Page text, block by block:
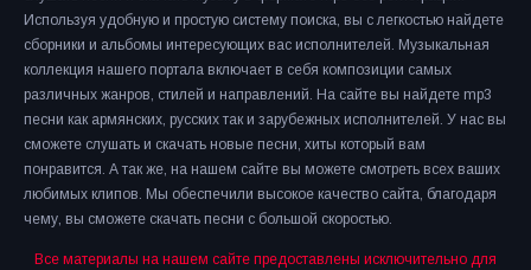
Используя удобную и простую систему поиска, вы с легкостью найдете
сборники и альбомы интересующих вас исполнителей. Музыкальная
коллекция нашего портала включает в себя композиции самых
различных жанров, стилей и направлений. На сайте вы найдете mp3
песни как армянских, русских так и зарубежных исполнителей. У нас вы
сможете слушать и скачать новые песни, хиты который вам
понравится. А так же, на нашем сайте вы можете смотреть всех ваших
любимых клипов. Мы обеспечили высокое качество сайта, благодаря
чему, вы сможете скачать песни с большой скоростью.
Все материалы на нашем сайте предоставлены исключительно для